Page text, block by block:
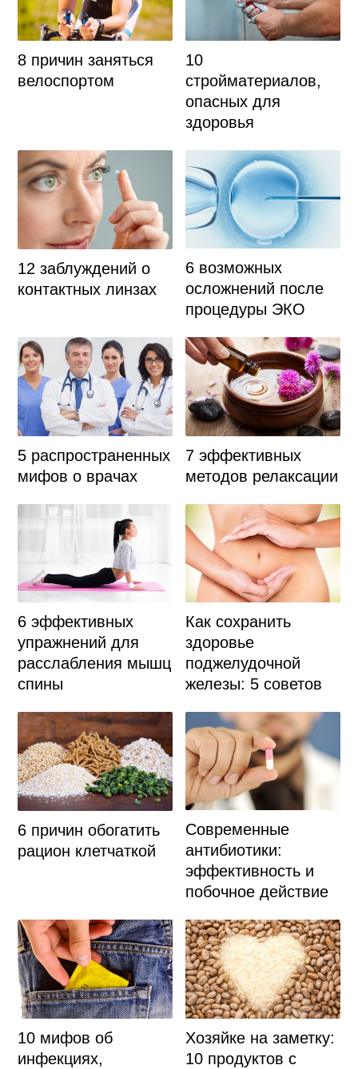
8 причин заняться
велоспортом
10
стройматериалов,
опасных для
здоровья
12 заблуждений о
контактных линзах
6 возможных
осложнений после
процедуры ЭКО
5 распространенных
мифов о врачах
7 эффективных
методов релаксации
6 эффективных
упражнений для
расслабления мышц
спины
Как сохранить
здоровье
поджелудочной
железы: 5 советов
6 причин обогатить
рацион клетчаткой
Современные
антибиотики:
эффективность и
побочное действие
10 мифов об
инфекциях,
Хозяйке на заметку:
10 продуктов с